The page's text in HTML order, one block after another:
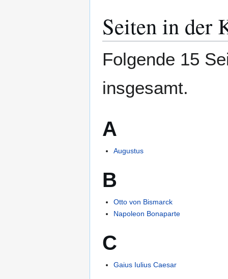
Seiten in der
Folgende 15
insgesamt.
A
Augustus
B
Otto von Bismarck
Napoleon Bonaparte
C
Gaius Iulius Caesar